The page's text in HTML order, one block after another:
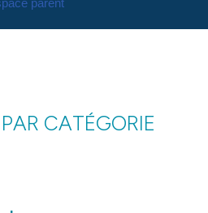
CATÉGORIE